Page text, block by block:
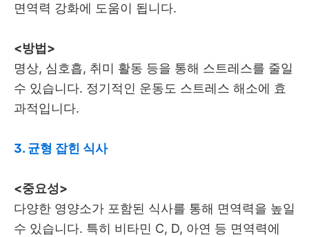
면역력 강화에 도움이 됩니다.
<방법>
명상, 심호흡, 취미 활동 등을 통해 스트레스를 줄일
수 있습니다. 정기적인 운동도 스트레스 해소에 효
과적입니다.
3. 균형 잡힌 식사
<중요성>
다양한 영양소가 포함된 식사를 통해 면역력을 높일
수 있습니다. 특히 비타민 C, D, 아연 등 면역력에